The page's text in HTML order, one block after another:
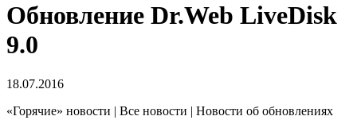
Обновление Dr.Web LiveDisk
9.0
18.07.2016
«Горячие» новости | Все новости | Новости об обновлениях